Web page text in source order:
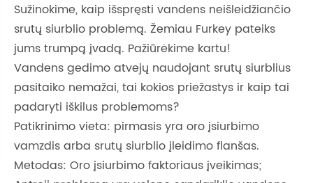
Sužinokime, kaip išspręsti vandens neišleidžiančio
srutų siurblio problemą. Žemiau Furkey pateiks
jums trumpą įvadą. Pažiūrėkime kartu!
Vandens gedimo atvejų naudojant srutų siurblius
pasitaiko nemažai, tai kokios priežastys ir kaip tai
padaryti iškilus problemoms?
Patikrinimo vieta: pirmasis yra oro įsiurbimo
vamzdis arba srutų siurblio įleidimo flanšas.
Metodas: Oro įsiurbimo faktoriaus įveikimas;